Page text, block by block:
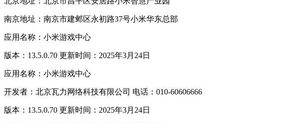
南京地址：南京市建邺区永初路37号小米华东总部
应用名称：小米游戏中心
版本：13.5.0.70 更新时间：2025年3月24日
应用名称：小米游戏中心
开发者：北京瓦力网络科技有限公司 电话：010-60606666
版本：13.5.0.70 更新时间：2025年3月24日